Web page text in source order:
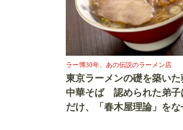
ラー博30年、あの伝説のラーメン店
東京ラーメンの礎を築いた
中華そば 認められた弟子
だけ、「春木屋理論」をな